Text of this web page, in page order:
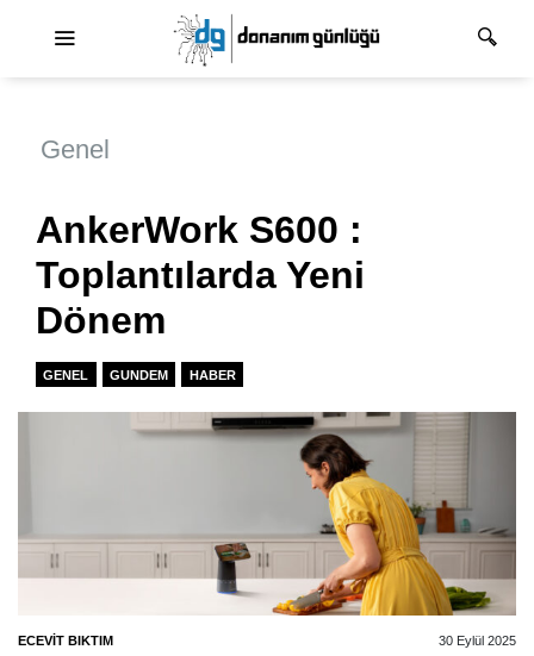
Genel
AnkerWork S600 :
Toplantılarda Yeni
Dönem
GENEL GUNDEM HABER
ECEVIT BIKTIM 30 Eylül 2025